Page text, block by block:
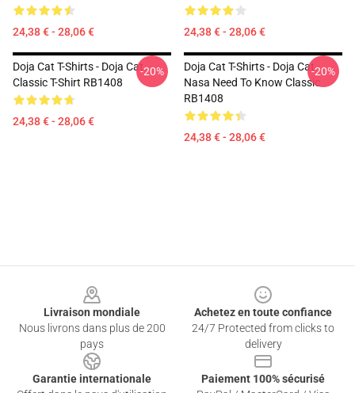
24,38 € - 28,06 € 24,38 € - 28,06 €
Doja Cat T-Shirts - Doja Cat
Classic T-Shirt RB1408
24,38 € - 28,06 €
-20%
Doja Cat T-Shirts - Doja Cat
Nasa Need To Know Classic
RB1408
24,38 € - 28,06 €
-20%
Livraison mondiale
Nous livrons dans plus de 200
pays
Achetez en toute confiance
24/7 Protected from clicks to
delivery
Garantie internationale
Paiement 100% sécurisé